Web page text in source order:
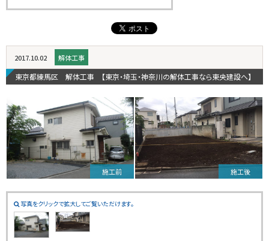
2017.10.02 解体工事
東京都練馬区 解体工事 【東京・埼玉・神奈川の解体工事なら東央建設へ】
施工前 施工後
写真をクリックで拡大してご覧いただけます。